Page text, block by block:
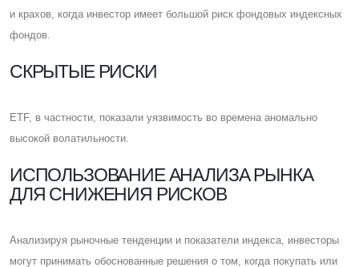
и крахов, когда инвестор имеет большой риск фондовых индексных
фондов.
CКРЫТЫЕ РИСКИ
ETF, в частности, показали уязвимость во времена аномально
высокой волатильности.
ИСПОЛЬЗОВАНИЕ АНАЛИЗА РЫНКА
ДЛЯ СНИЖЕНИЯ РИСКОВ
Анализируя рыночные тенденции и показатели индекса, инвесторы
могут принимать обоснованные решения о том, когда покупать или